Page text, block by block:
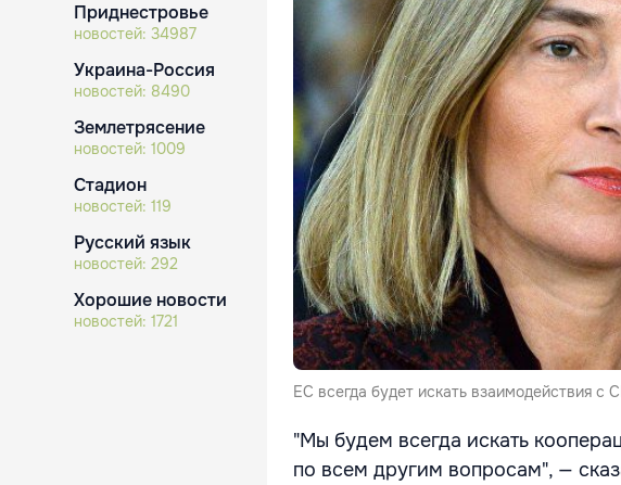
Приднестровье
новостей: 34987
Украина-Россия
новостей: 8490
Землетрясение
новостей: 1009
Стадион
новостей: 119
Русский язык
новостей: 292
Хорошие новости
новостей: 1721
ЕС всегда будет искать взаимодействия с
"Мы будем всегда искать
по всем другим вопросам", —